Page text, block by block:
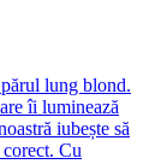
lung blond.
îi luminează
iubește să
Cu